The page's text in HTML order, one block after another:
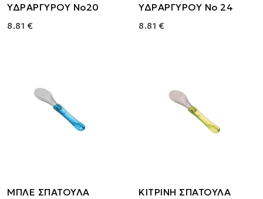
ΥΔΡΑΡΓΥΡΟΥ Νο20
8.81 €
ΥΔΡΑΡΓΥΡΟΥ Νο 24
8.81 €
ΜΠΛΕ ΣΠΑΤΟΥΛΑ ΚΙΤΡΙΝΗ ΣΠΑΤΟΥΛΑ